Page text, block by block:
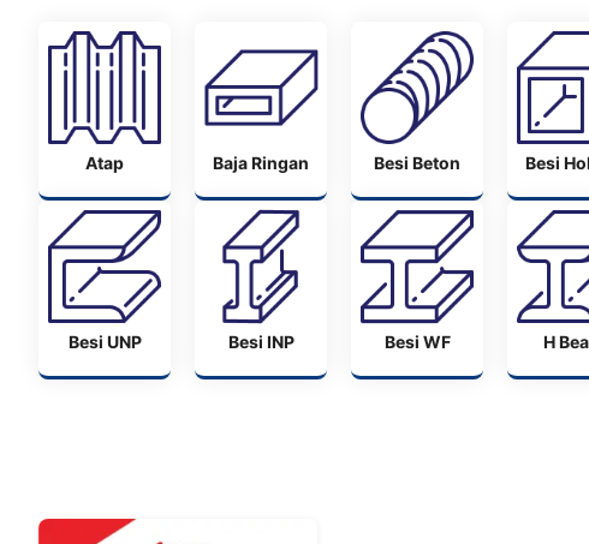
Atap Baja Ringan Besi Beton Besi
Besi UNP Besi INP Besi WF H